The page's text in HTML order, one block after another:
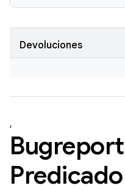
Devoluciones
,
Bugreport
Predicado